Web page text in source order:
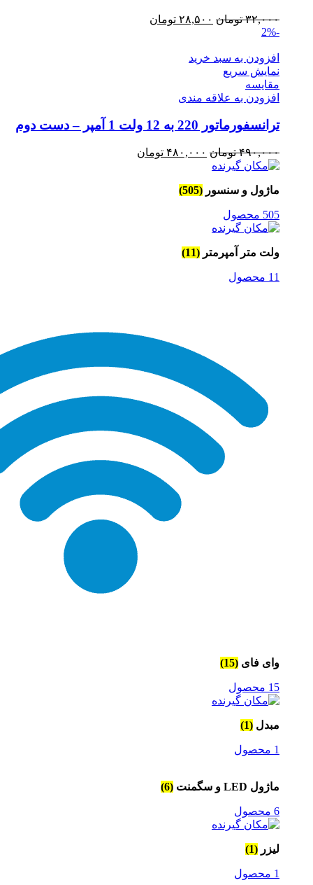
۳۲,۰۰۰ تومان قیمت
بود.
۲۸,۵۰۰ تومان
-2%
افزودن به سبد خرید
نمایش سریع
مقايسه
افزودن به علاقه مندی
ترانسفورماتور 220 به 12 ولت 1 آمپر – دست دوم
۴۹۰,۰۰۰ تومان قیمت
بود.
۴۸۰,۰۰۰ تومان
ماژول و سنسور (505)
505 محصول
ولت متر آمپرمتر (11)
11 محصول
وای فای (15)
15 محصول
مبدل (1)
1 محصول
ماژول LED و سگمنت (6)
6 محصول
لیزر (1)
1 محصول